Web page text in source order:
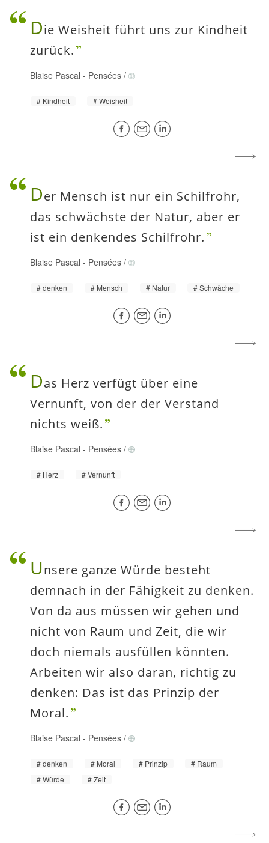
Die Weisheit führt uns zur Kindheit
zurück.
Blaise Pascal - Pensées /
Kindheit Weisheit
Der Mensch ist nur ein Schilfrohr,
das schwächste der Natur, aber er
ist ein denkendes Schilfrohr.
Blaise Pascal - Pensées /
denken Mensch Natur Schwäche
Das Herz verfügt über eine
Vernunft, von der der Verstand
nichts weiß.
Blaise Pascal - Pensées /
Herz Vernunft
Unsere ganze Würde besteht
demnach in der Fähigkeit zu denken.
Von da aus müssen wir gehen und
nicht von Raum und Zeit, die wir
doch niemals ausfüllen könnten.
Arbeiten wir also daran, richtig zu
denken: Das ist das Prinzip der
Moral.
Blaise Pascal - Pensées /
denken Moral Prinzip
Raum
Würde
Zeit